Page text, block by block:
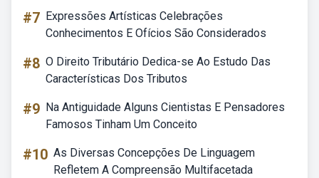
#7 Expressões Artísticas Celebrações
Conhecimentos E Ofícios São Considerados
#8 O Direito Tributário Dedica-se Ao Estudo Das
Características Dos Tributos
#9 Na Antiguidade Alguns Cientistas E Pensadores
Famosos Tinham Um Conceito
#10 As Diversas Concepções De Linguagem
Refletem A Compreensão Multifacetada